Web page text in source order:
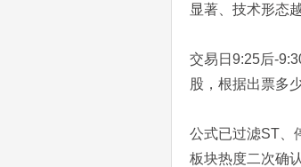
显著、技术形态
交易日9:25后-
股，根据出票多
公式已过滤ST、
板块热度二次确认